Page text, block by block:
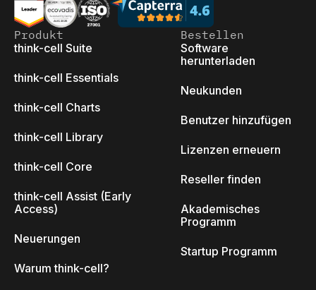
Produkt
think-cell Suite
think-cell Essentials
think-cell Charts
think-cell Library
think-cell Core
think-cell Assist (Early
Access)
Neuerungen
Warum think-cell?
Bestellen
Software
herunterladen
Neukunden
Benutzer hinzufügen
Lizenzen erneuern
Reseller finden
Akademisches
Programm
Startup Programm